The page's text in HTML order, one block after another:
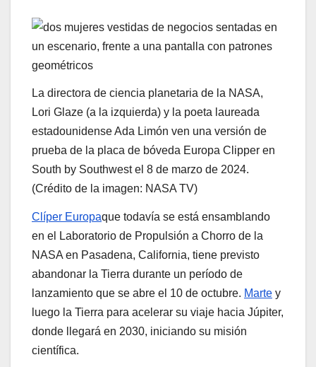
La directora de ciencia planetaria de la NASA,
Lori Glaze (a la izquierda) y la poeta laureada
estadounidense Ada Limón ven una versión de
prueba de la placa de bóveda Europa Clipper en
South by Southwest el 8 de marzo de 2024.
(Crédito de la imagen: NASA TV)
Clíper Europaque todavía se está ensamblando
en el Laboratorio de Propulsión a Chorro de la
NASA en Pasadena, California, tiene previsto
abandonar la Tierra durante un período de
lanzamiento que se abre el 10 de octubre. Marte y
luego la Tierra para acelerar su viaje hacia Júpiter,
donde llegará en 2030, iniciando su misión
científica.